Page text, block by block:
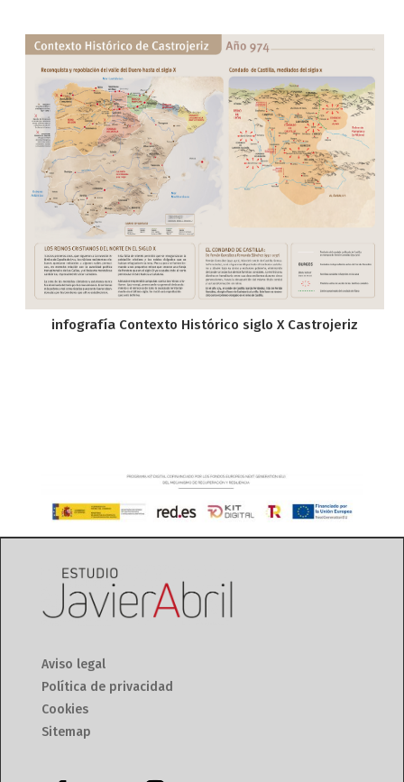
infografía Contexto Histórico siglo X Castrojeriz
Aviso legal
Política de privacidad
Cookies
Sitemap